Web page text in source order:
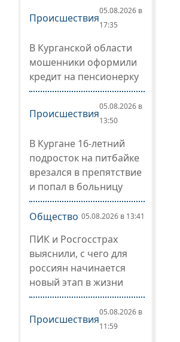
Происшествия
05.08.2026 в
17:35
В Курганской области
мошенники оформили
кредит на пенсионерку
Происшествия
05.08.2026 в
13:50
В Кургане 16-летний
подросток на питбайке
врезался в препятствие
и попал в больницу
Общество 05.08.2026 в 13:41
ПИК и Росгосстрах
выяснили, с чего для
россиян начинается
новый этап в жизни
Происшествия
05.08.2026 в
11:59